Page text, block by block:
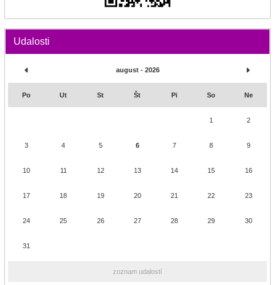
Udalosti
august - 2026
Po Ut St Št Pi So Ne
1 2
3 4 5 6 7 8 9
10 11 12 13 14 15 16
17 18 19 20 21 22 23
24 25 26 27 28 29 30
31
zoznam udalostí